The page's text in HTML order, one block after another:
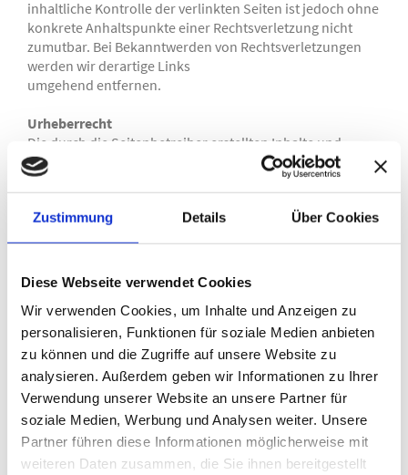
Zustimmung Details Über Cookies
Diese Webseite verwendet Cookies
Wir verwenden Cookies, um Inhalte und Anzeigen zu
personalisieren, Funktionen für soziale Medien anbieten
zu können und die Zugriffe auf unsere Website zu
analysieren. Außerdem geben wir Informationen zu Ihrer
Verwendung unserer Website an unsere Partner für
soziale Medien, Werbung und Analysen weiter. Unsere
Partner führen diese Informationen möglicherweise mit
weiteren Daten zusammen, die Sie ihnen bereitgestellt
inhaltliche Kontrolle der verlinkten Seiten ist jedoch ohne
konkrete Anhaltspunkte einer Rechtsverletzung nicht
zumutbar. Bei Bekanntwerden von Rechtsverletzungen
werden wir derartige Links
umgehend entfernen.
Urheberrecht
Die durch die Seitenbetreiber erstellten Inhalte und
Werke auf diesen Seiten unterliegen dem deutschen
Urheberrecht. Die Vervielfältigung, Bearbeitung,
Verbreitung und jede Art der Verwertung außerhalb der
Grenzen des Urheberrechtes bedürfen der schriftlichen
Zustimmung des jeweiligen Autors bzw. Erstellers.
privaten, nicht kommerziellen Gebrauch gestattet. Soweit
wurden, werden die Urheberrechte Dritter
beachtet. Insbesondere werden Inhalte Dritter als solche
gekennzeichnet. Sollten Sie trotzdem auf eine
Urheberrechtsverletzung aufmerksam werden, bitten wir
um einen entsprechenden Hinweis. Bei Bekanntwerden
von Rechtsverletzungen werden wir derartige Inhalte
umgehend entfernen.
Quelle: https://www.e-recht24.de/impressum-